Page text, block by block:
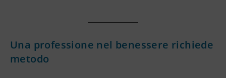
Una professione nel benessere richiede
metodo